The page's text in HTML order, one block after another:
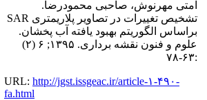
امتی مهرنوش، صاحبی محمودرضا.
تشخیص تغییرات در تصاویر پلاریمتری SAR
براساس الگوریتم بهبود یافته آب پخشان.
علوم و فنون نقشه برداری. ۱۳۹۵; ۶ (۲)
:۶۳-۷۸
URL: http://jgst.issgeac.ir/article-۱-۴۹۰-
fa.html